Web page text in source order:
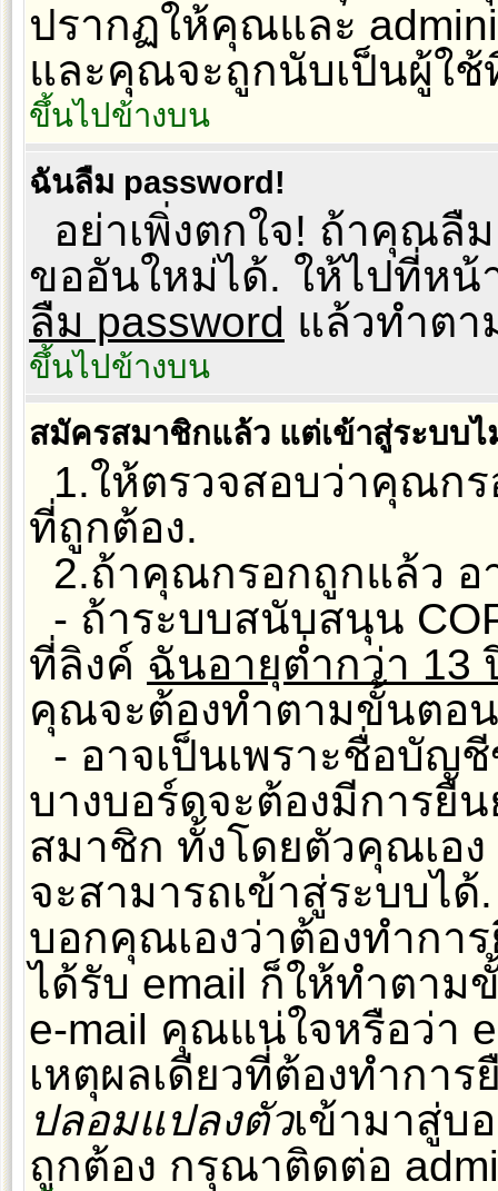
ปรากฏให้คุณและ
และคุณจะถูกนับเป็นผู้ใ
ขึ้นไปข้างบน
ฉันลืม password!
อย่าเพิ่งตกใจ! ถ้าคุณลื
ขออันใหม่ได้. ให้ไปที่หน้
ลืม password แล้วทำตา
ขึ้นไปข้างบน
สมัครสมาชิกแล้ว แต่เข้าสู่ระบบไ
1.ให้ตรวจสอบว่าคุณกร
ที่ถูกต้อง.
2.ถ้าคุณกรอกถูกแล้ว อ
- ถ้าระบบสนับสนุน
ที่ลิงค์ ฉันอายุต่ำกว่า 13
คุณจะต้องทำตามขั้นตอ
- อาจเป็นเพราะชื่อบัญ
บางบอร์ดจะต้องมีการยื
สมาชิก ทั้งโดยตัวคุณเอ
จะสามารถเข้าสู่ระบบไ
บอกคุณเองว่าต้องทำก
ได้รับ email ก็ให้ทำตา
e-mail คุณแน่ใจหรือว่า
เหตุผลเดียวที่ต้องทำกา
ปลอมแปลงตัวเข้ามาสู่บ
ถูกต้อง กรุณาติดต่อ